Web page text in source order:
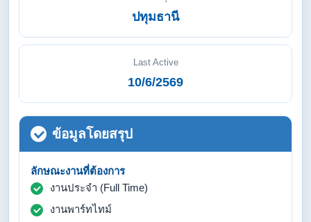
ปทุมธานี
Last Active
10/6/2569
ข้อมูลโดยสรุป
ลักษณะงานที่ต้องการ
งานประจำ (Full Time)
งานพาร์ทไทม์